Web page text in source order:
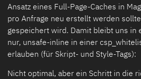
Ansatz eines Full-Page-Caches in
pro Anfrage neu erstellt werden
gespeichert wird. Damit bleibt uns in
nur, unsafe-inline in einer
erlauben (für Skript- und Style-Tags):
Nicht optimal, aber ein Schritt in die